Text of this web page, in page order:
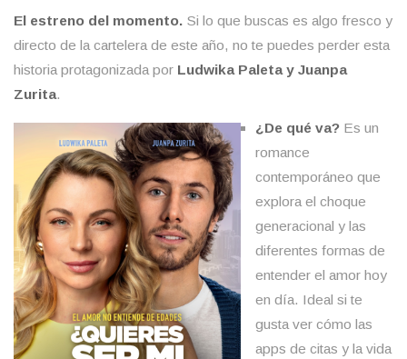
El estreno del momento. Si lo que buscas es algo fresco y
directo de la cartelera de este año, no te puedes perder esta
historia protagonizada por Ludwika Paleta y Juanpa
Zurita.
¿De qué va?Es un
romance
contemporáneo que
explora el choque
generacional y las
diferentes formas de
entender el amor hoy
en día. Ideal si te
gusta ver cómo las
apps de citas y la vida